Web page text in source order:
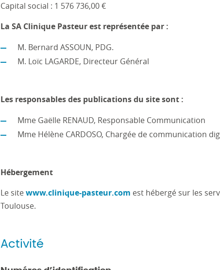
Capital social : 1 576 736,00 €
La SA Clinique Pasteur est représentée par :
M. Bernard ASSOUN, PDG.
M. Loïc LAGARDE, Directeur Général
Les responsables des publications du site sont :
Mme Gaëlle RENAUD, Responsable Communication
Mme Hélène CARDOSO, Chargée de communication
Hébergement
Le sitewww.clinique-pasteur.com est hébergé sur les
Toulouse.
Activité